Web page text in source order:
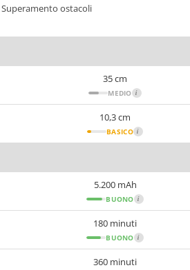
Superamento ostacoli
35 cm
MEDIO i
10,3 cm
BASICO i
5.200 mAh
BUONO i
180 minuti
BUONO i
360 minuti